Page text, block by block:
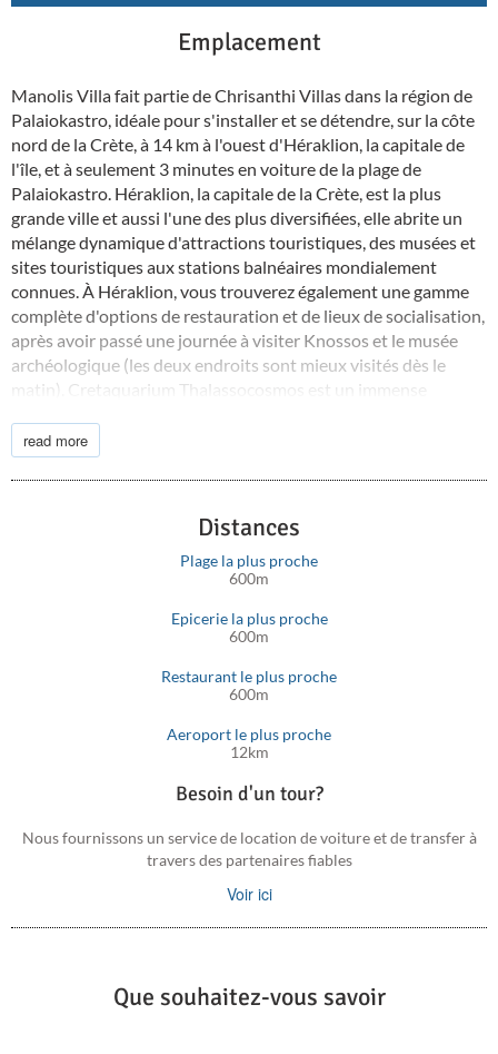
Emplacement
Manolis Villa fait partie de Chrisanthi Villas dans la région de
Palaiokastro, idéale pour s'installer et se détendre, sur la côte
nord de la Crète, à 14 km à l'ouest d'Héraklion, la capitale de
l'île, et à seulement 3 minutes en voiture de la plage de
Palaiokastro. Héraklion, la capitale de la Crète, est la plus
grande ville et aussi l'une des plus diversifiées, elle abrite un
mélange dynamique d'attractions touristiques, des musées et
sites touristiques aux stations balnéaires mondialement
connues. À Héraklion, vous trouverez également une gamme
complète d'options de restauration et de lieux de socialisation,
après avoir passé une journée à visiter Knossos et le musée
archéologique (les deux endroits sont mieux visités dès le
matin). Cretaquarium Thalassocosmos est un immense
sous-marin de la Méditerranée, nageant dans 1,7 million de
litres d'eau de mer. Planifiez une excursion d'une journée à
Matala avec ses grottes d'un autre monde, l'une des plages les
read more
Distances
Plage la plus proche
600m
Epicerie la plus proche
600m
Restaurant le plus proche
600m
Aeroport le plus proche
12km
Besoin d'un tour?
Nous fournissons un service de location de voiture et de transfer à
travers des partenaires fiables
Voir ici
Que souhaitez-vous savoir